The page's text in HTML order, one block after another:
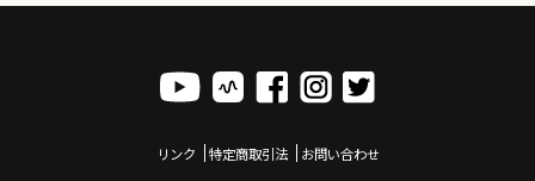
ガズがめちゃいい事書いてるエッセイ本『ごきげん！ガズレレ
リンク 特定商取引法 お問い合わせ